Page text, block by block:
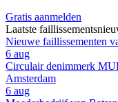
Gratis aanmelden
Laatste
Nieuwe faillissementen
6 aug
Circulair denimmerk
Amsterdam
6 aug